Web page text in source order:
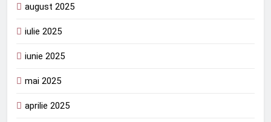
august 2025
iulie 2025
iunie 2025
mai 2025
aprilie 2025